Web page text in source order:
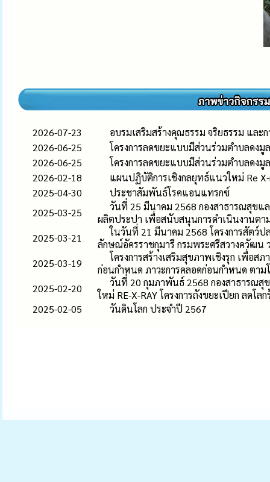
2026-07-23
อบรมเสริมสร้างคุณธรรม จริยธรรม แล
2026-06-25
โครงการลดขยะแบบมีส่วนร่วมตำบลดง
2026-06-25
โครงการลดขยะแบบมีส่วนร่วมตำบลดง
2026-02-18
แผนปฏิบัติการเชิงกลยุทธ์แนวใหม่ Re X-
2025-04-30
ประชาสัมพันธ์โรคแอนแทรกซ์
2025-03-25
วันที่ 25 มีนาคม 2568 กองสาธารณสุขแ
ผลิตประปา เพื่อสนับสนุนการดำเนินงานตา
2025-03-21
ในวันที่ 21 มีนาคม 2568 โครงการสัตว์
ลักษณ์อัครราชกุมารี กรมพระศรีสวางควัฒน
2025-03-19
โครงการสร้างเสริมสุขภาพเชิงรุก เพื่อ
ก่อนกำหนด ภาวะการคลอดก่อนกำหนด ตาม
2025-02-20
วันที่ 20 กุมภาพันธ์ 2568 กองสาธารณสุ
ใหม่ RE-X-RAY โครงการถังขยะเปียก ลดโล
2025-02-05
วันดินโลก ประจำปี 2567